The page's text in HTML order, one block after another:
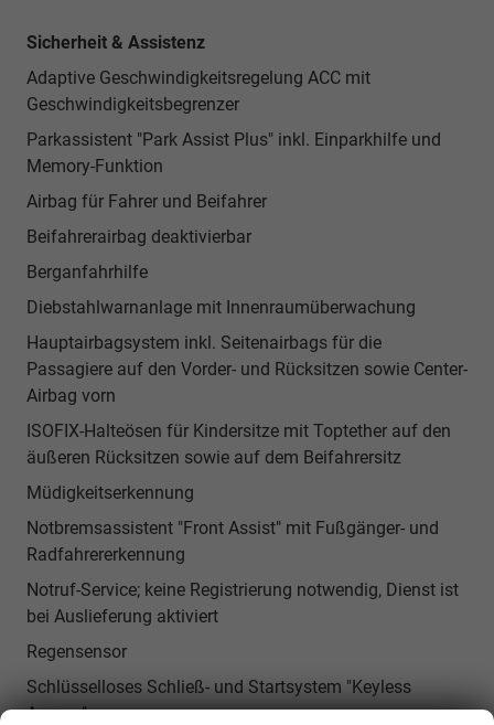
Sicherheit & Assistenz
Adaptive Geschwindigkeitsregelung ACC mit
Geschwindigkeitsbegrenzer
Parkassistent "Park Assist Plus" inkl. Einparkhilfe und
Memory-Funktion
Airbag für Fahrer und Beifahrer
Beifahrerairbag deaktivierbar
Berganfahrhilfe
Diebstahlwarnanlage mit Innenraumüberwachung
Hauptairbagsystem inkl. Seitenairbags für die
Passagiere auf den Vorder- und Rücksitzen sowie Center-
Airbag vorn
ISOFIX-Halteösen für Kindersitze mit Toptether auf den
äußeren Rücksitzen sowie auf dem Beifahrersitz
Müdigkeitserkennung
Notbremsassistent "Front Assist" mit Fußgänger- und
Radfahrererkennung
Notruf-Service; keine Registrierung notwendig, Dienst ist
bei Auslieferung aktiviert
Regensensor
Schlüsselloses Schließ- und Startsystem "Keyless
Access"